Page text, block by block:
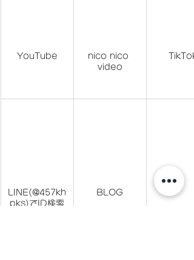
YouTube
nico nico
video
TikTok
LINE(@457kh
pks)でID検索
BLOG